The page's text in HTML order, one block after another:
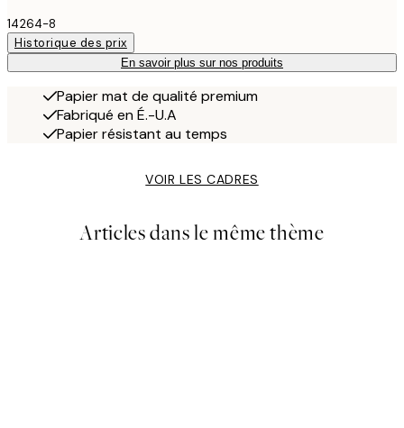
14264-8
Historique des prix
En savoir plus sur nos produits
Papier mat de qualité premium
Fabriqué en É.-U.A
Papier résistant au temps
VOIR LES CADRES
Articles dans le même thème